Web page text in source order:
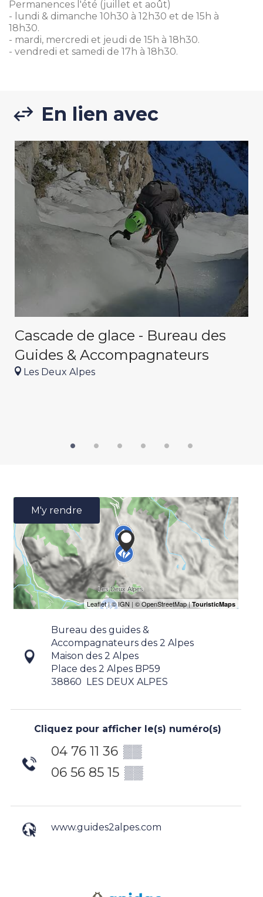
Permanences l'été (juillet et août)
- lundi & dimanche 10h30 à 12h30 et de 15h à
18h30.
- mardi, mercredi et jeudi de 15h à 18h30.
- vendredi et samedi de 17h à 18h30.
En lien avec
Cascade de glace - Bureau des
Guides & Accompagnateurs
Les Deux Alpes
M'y rendre
Bureau des guides &
Accompagnateurs des 2 Alpes
Maison des 2 Alpes
Place des 2 Alpes BP59
38860 LES DEUX ALPES
Cliquez pour afficher le(s) numéro(s)
04 76 11 36 ▒▒
06 56 85 15 ▒▒
www.guides2alpes.com